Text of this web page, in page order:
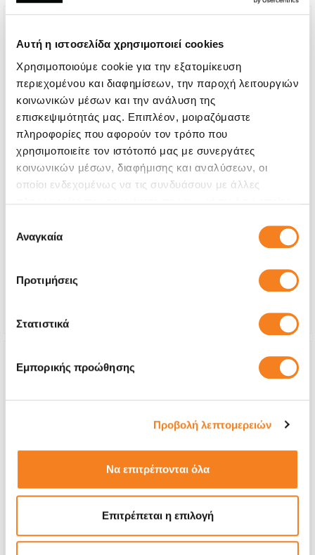
Αυτή η ιστοσελίδα χρησιμοποιεί cookies
Χρησιμοποιούμε cookie για την εξατομίκευση
περιεχομένου και διαφημίσεων, την παροχή λειτουργιών
κοινωνικών μέσων και την ανάλυση της
επισκεψιμότητάς μας. Επιπλέον, μοιραζόμαστε
πληροφορίες που αφορούν τον τρόπο που
χρησιμοποιείτε τον ιστότοπό μας με συνεργάτες
κοινωνικών μέσων, διαφήμισης και αναλύσεων, οι
οποίοι ενδεχομένως να τις συνδυάσουν με άλλες
των υπηρεσιών τους.
συγκατάθεσης
Αναγκαία
Προτιμήσεις
Στατιστικά
Εμπορικής προώθησης
Προβολή λεπτομερειών
Να επιτρέπονται όλα
Επιτρέπεται η επιλογή
Call
Χρόνος
1-2 ώρες
Premium Οθόνη